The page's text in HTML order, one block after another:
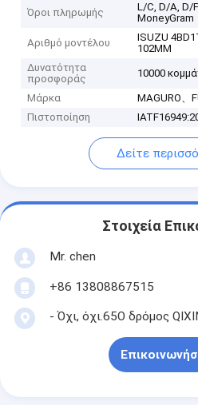
Όροι πληρωμής
L/C, D/A, D/
MoneyGram
Αριθμό μοντέλου
ISUZU
102MM
Δυνατότητα
προσφοράς
10000
Μάρκα
MAGURO、
Πιστοποίηση
Δείτε
Στοιχεία
Mr. chen
+86 13808867515
- Όχι, όχι.65Ο δρόμος